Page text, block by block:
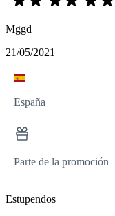
Mggd
21/05/2021
España
Parte de la promoción
Estupendos